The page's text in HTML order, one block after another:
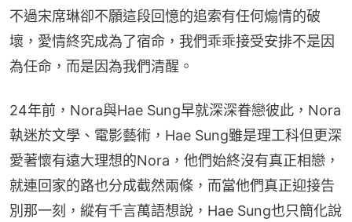
不過宋席琳卻不願這段回憶的追索有任何煽情的破
壞，愛情終究成為了宿命，我們乖乖接受安排不是因
為任命，而是因為我們清醒。
24年前，Nora與Hae Sung早就深深眷戀彼此，Nora
執迷於文學、電影藝術，Hae Sung雖是理工科但更深
愛著懷有遠大理想的Nora，他們始終沒有真正相戀，
就連回家的路也分成截然兩條，而當他們真正迎接告
別那一刻，縱有千言萬語想說，Hae Sung也只簡化說